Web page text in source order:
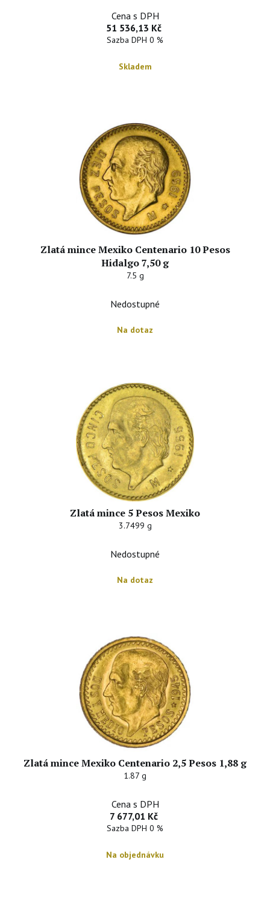
Cena s DPH
51 536,13 Kč
Sazba DPH 0 %
Skladem
Zlatá mince Mexiko Centenario 10 Pesos
Hidalgo 7,50 g
7.5 g
Nedostupné
Na dotaz
Zlatá mince 5 Pesos Mexiko
3.7499 g
Nedostupné
Na dotaz
Zlatá mince Mexiko Centenario 2,5 Pesos 1,88 g
1.87 g
Cena s DPH
7 677,01 Kč
Sazba DPH 0 %
Na objednávku